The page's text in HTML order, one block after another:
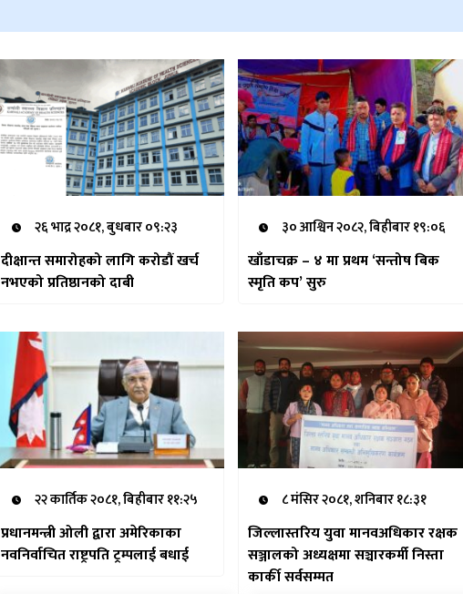
२६ भाद्र २०८१, बुधबार ०९:२३
दीक्षान्त समारोहको लागि करोडौं खर्च
नभएको प्रतिष्ठानको दाबी
३० आश्विन २०८२, बिहीबार १९:०६
खाँडाचक्र – ४ मा प्रथम ‘सन्तोष बिक
स्मृति कप’ सुरु
२२ कार्तिक २०८१, बिहीबार ११:२५
प्रधानमन्त्री ओली द्वारा अमेरिकाका
नवनिर्वाचित राष्ट्रपति ट्रम्पलाई बधाई
८ मंसिर २०८१, शनिबार १८:३१
जिल्लास्तरिय युवा मानवअधिकार रक्षक
सञ्जालको अध्यक्षमा सञ्चारकर्मी निस्ता
कार्की सर्वसम्मत